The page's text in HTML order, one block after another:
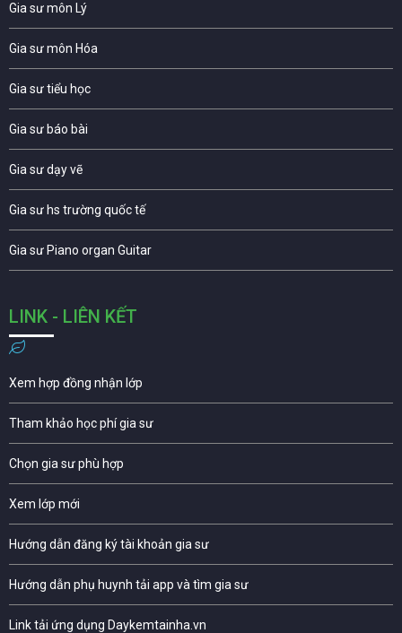
Gia sư môn Lý
Gia sư môn Hóa
Gia sư tiểu học
Gia sư báo bài
Gia sư dạy vẽ
Gia sư hs trường quốc tế
Gia sư Piano organ Guitar
LINK - LIÊN KẾT
Xem hợp đồng nhận lớp
Tham khảo học phí gia sư
Chọn gia sư phù hợp
Xem lớp mới
Hướng dẫn đăng ký tài khoản gia sư
Hướng dẫn phụ huynh tải app và tìm gia sư
Link tải ứng dụng Daykemtainha.vn